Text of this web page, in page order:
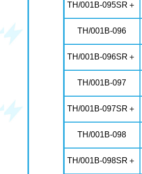
TH/001B-095SR＋
TH/001B-096
TH/001B-096SR＋
TH/001B-097
TH/001B-097SR＋
TH/001B-098
TH/001B-098SR＋